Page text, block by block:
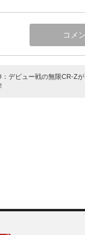
：デビュー戦の無限CR-Zが